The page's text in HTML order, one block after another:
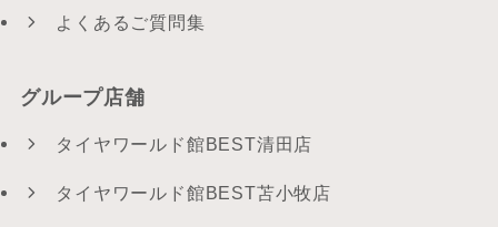
よくあるご質問集
グループ店舗
タイヤワールド館BEST清田店
タイヤワールド館BEST苫小牧店